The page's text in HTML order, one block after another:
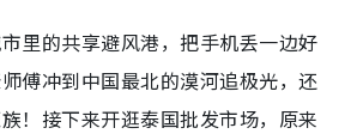
里的共享避风港，把手机丢一边好
傅冲到中国最北的漠河追极光，还
！接下来开逛泰国批发市场，原来